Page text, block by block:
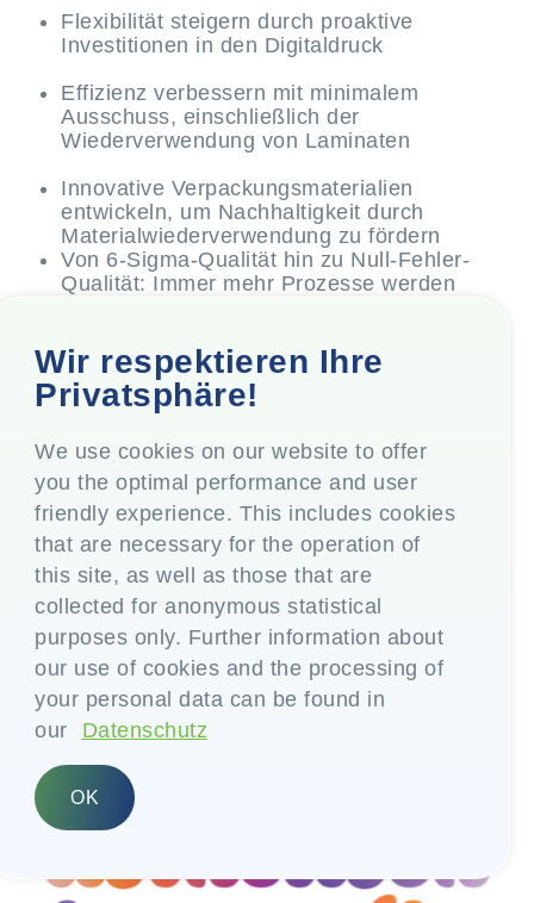
Wir respektieren Ihre
Privatsphäre!
We use cookies on our website to offer
you the optimal performance and user
friendly experience. This includes cookies
that are necessary for the operation of
this site, as well as those that are
collected for anonymous statistical
purposes only. Further information about
our use of cookies and the processing of
your personal data can be found in
our
Datenschutz
OK
Flexibilität steigern durch proaktive
Investitionen in den Digitaldruck
Effizienz verbessern mit minimalem
Ausschuss, einschließlich der
Wiederverwendung von Laminaten
Innovative Verpackungsmaterialien
entwickeln, um Nachhaltigkeit durch
Materialwiederverwendung zu fördern
Von 6-Sigma-Qualität hin zu Null-Fehler-
Qualität: Immer mehr Prozesse werden
Technologische Upgrades vorantreiben, um
Kosten zu senken
Lieferanten entwickeln